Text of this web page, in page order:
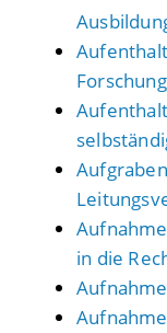
in die